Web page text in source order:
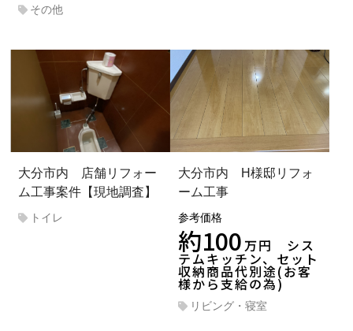
その他
大分市内 店舗リフォー
ム工事案件【現地調査】
トイレ
大分市内 H様邸リフォ
ーム工事
参考価格
約100万円 シス
テムキッチン、セット
収納商品代別途(お客
様から支給の為)
リビング・寝室